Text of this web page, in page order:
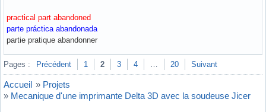
practical part abandoned
parte práctica abandonada
partie pratique abandonner
Hors ligne
Pages : Précédent 1 2 3 4 20 Suivant
Accueil » Projets
» Mecanique d'une imprimante Delta 3D avec la soudeuse Jicer